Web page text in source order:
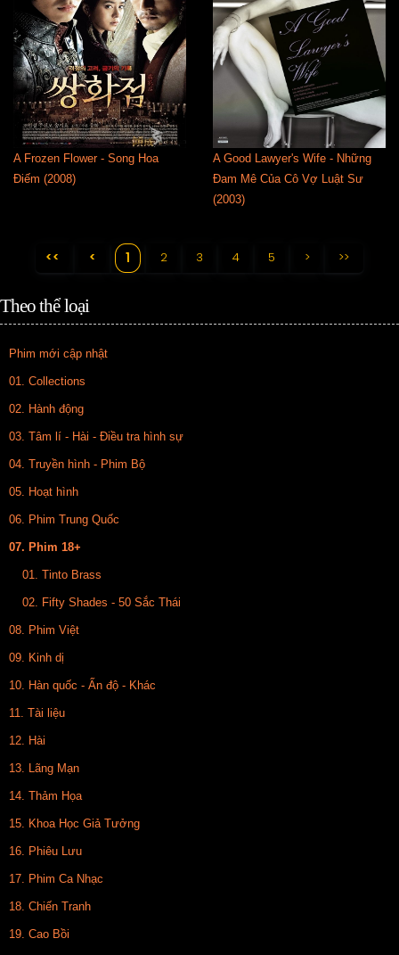
A Frozen Flower - Song Hoa
Điếm (2008)
A Good Lawyer's Wife - Những
Đam Mê Của Cô Vợ Luật Sư
(2003)
<< < 1 2 3 4 5 > >>
Theo thể loại
Phim mới cập nhật
01. Collections
02. Hành động
03. Tâm lí - Hài - Điều tra hình sự
04. Truyền hình - Phim Bộ
05. Hoạt hình
06. Phim Trung Quốc
07. Phim 18+
01. Tinto Brass
02. Fifty Shades - 50 Sắc Thái
08. Phim Việt
09. Kinh dị
10. Hàn quốc - Ấn độ - Khác
11. Tài liệu
12. Hài
13. Lãng Mạn
14. Thảm Họa
15. Khoa Học Giả Tưởng
16. Phiêu Lưu
17. Phim Ca Nhạc
18. Chiến Tranh
19. Cao Bồi